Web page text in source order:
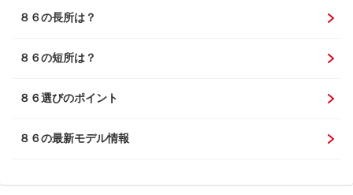
８６の長所は？
８６の短所は？
８６選びのポイント
８６の最新モデル情報